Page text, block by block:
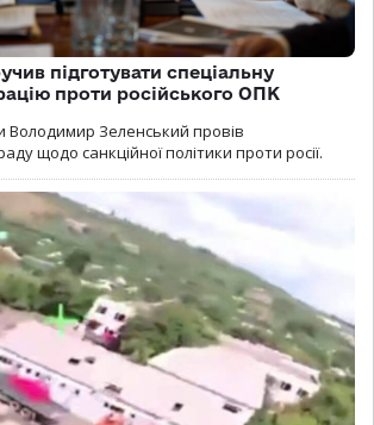
підготувати спеціальну
проти російського ОПК
Володимир Зеленський провів
щодо санкційної політики проти росії.